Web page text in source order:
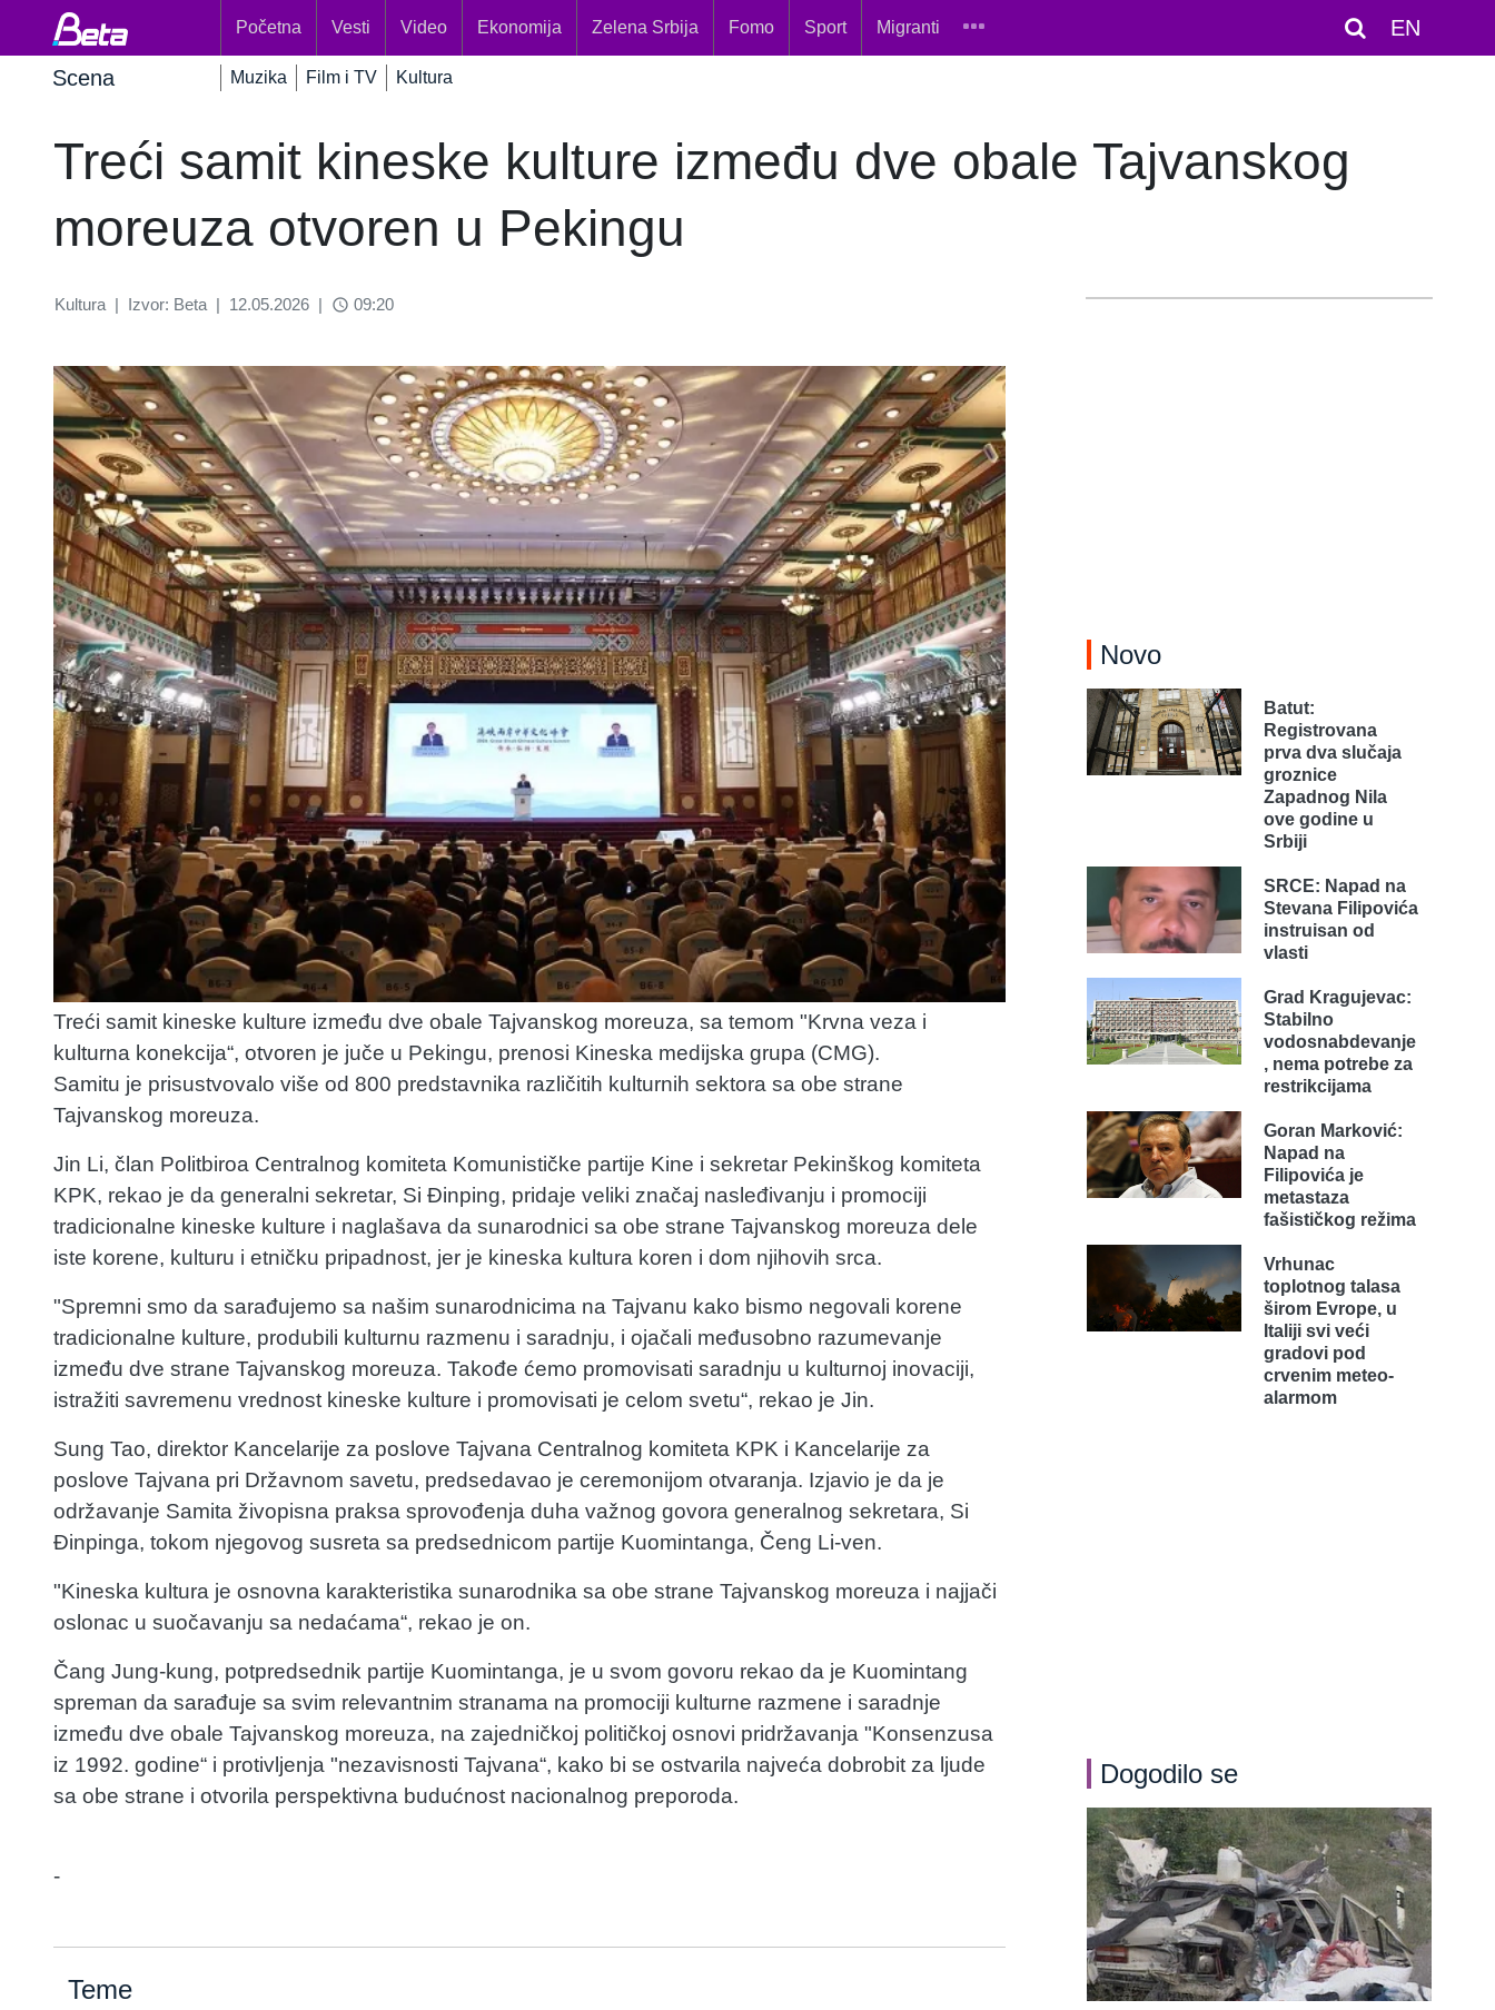
EN
Početna Vesti Video Ekonomija Zelena Srbija Fomo Sport Migranti
Scena Muzika Film i TV Kultura
Treći samit kineske kulture između dve obale Tajvanskog
moreuza otvoren u Pekingu
Kultura | Izvor: Beta | 12.05.2026 | access_time 09:20
Treći samit kineske kulture između dve obale Tajvanskog moreuza, sa temom "Krvna veza i
kulturna konekcija“, otvoren je juče u Pekingu, prenosi Kineska medijska grupa (CMG).
Samitu je prisustvovalo više od 800 predstavnika različitih kulturnih sektora sa obe strane
Tajvanskog moreuza.
Jin Li, član Politbiroa Centralnog komiteta Komunističke partije Kine i sekretar Pekinškog komiteta
KPK, rekao je da generalni sekretar, Si Đinping, pridaje veliki značaj nasleđivanju i promociji
tradicionalne kineske kulture i naglašava da sunarodnici sa obe strane Tajvanskog moreuza dele
iste korene, kulturu i etničku pripadnost, jer je kineska kultura koren i dom njihovih srca.
"Spremni smo da sarađujemo sa našim sunarodnicima na Tajvanu kako bismo negovali korene
tradicionalne kulture, produbili kulturnu razmenu i saradnju, i ojačali međusobno razumevanje
između dve strane Tajvanskog moreuza. Takođe ćemo promovisati saradnju u kulturnoj inovaciji,
istražiti savremenu vrednost kineske kulture i promovisati je celom svetu“, rekao je Jin.
Sung Tao, direktor Kancelarije za poslove Tajvana Centralnog komiteta KPK i Kancelarije za
poslove Tajvana pri Državnom savetu, predsedavao je ceremonijom otvaranja. Izjavio je da je
održavanje Samita živopisna praksa sprovođenja duha važnog govora generalnog sekretara, Si
Đinpinga, tokom njegovog susreta sa predsednicom partije Kuomintanga, Čeng Li-ven.
"Kineska kultura je osnovna karakteristika sunarodnika sa obe strane Tajvanskog moreuza i najjači
oslonac u suočavanju sa nedaćama“, rekao je on.
Čang Jung-kung, potpredsednik partije Kuomintanga, je u svom govoru rekao da je Kuomintang
spreman da sarađuje sa svim relevantnim stranama na promociji kulturne razmene i saradnje
između dve obale Tajvanskog moreuza, na zajedničkoj političkoj osnovi pridržavanja "Konsenzusa
iz 1992. godine“ i protivljenja "nezavisnosti Tajvana“, kako bi se ostvarila najveća dobrobit za ljude
sa obe strane i otvorila perspektivna budućnost nacionalnog preporoda.
-
Teme
Novo
Batut:
Registrovana
prva dva slučaja
groznice
Zapadnog Nila
ove godine u
Srbiji
SRCE: Napad na
Stevana Filipovića
instruisan od
vlasti
Grad Kragujevac:
Stabilno
vodosnabdevanje
, nema potrebe za
restrikcijama
Goran Marković:
Napad na
Filipovića je
metastaza
fašističkog režima
Vrhunac
toplotnog talasa
širom Evrope, u
Italiji svi veći
gradovi pod
crvenim meteo-
alarmom
Dogodilo se